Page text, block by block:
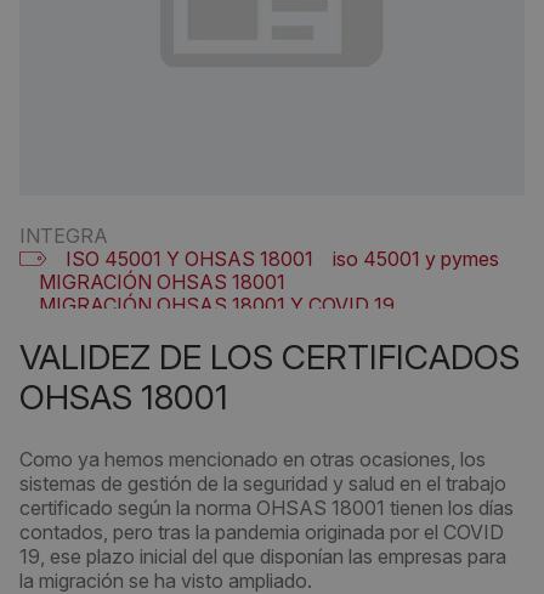
INTEGRA
ISO 45001 Y OHSAS 18001
iso 45001 y pymes
MIGRACIÓN OHSAS 18001
MIGRACIÓN OHSAS 18001 Y COVID 19
VALIDEZ DE LOS CERTIFICADOS
OHSAS 18001
Como ya hemos mencionado en otras ocasiones, los
sistemas de gestión de la seguridad y salud en el trabajo
certificado según la norma OHSAS 18001 tienen los días
contados, pero tras la pandemia originada por el COVID
19, ese plazo inicial del que disponían las empresas para
la migración se ha visto ampliado.